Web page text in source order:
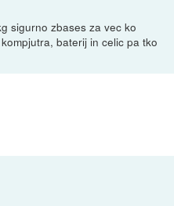
sigurno zbases za vec ko
baterij in celic pa tko